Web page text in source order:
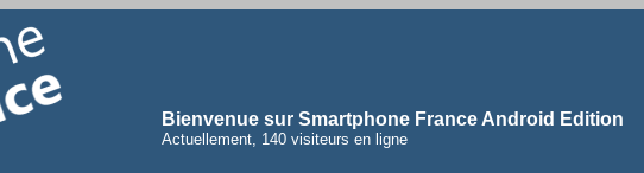
Bienvenue sur Smartphone France Android Edition
Actuellement, 140 visiteurs en ligne